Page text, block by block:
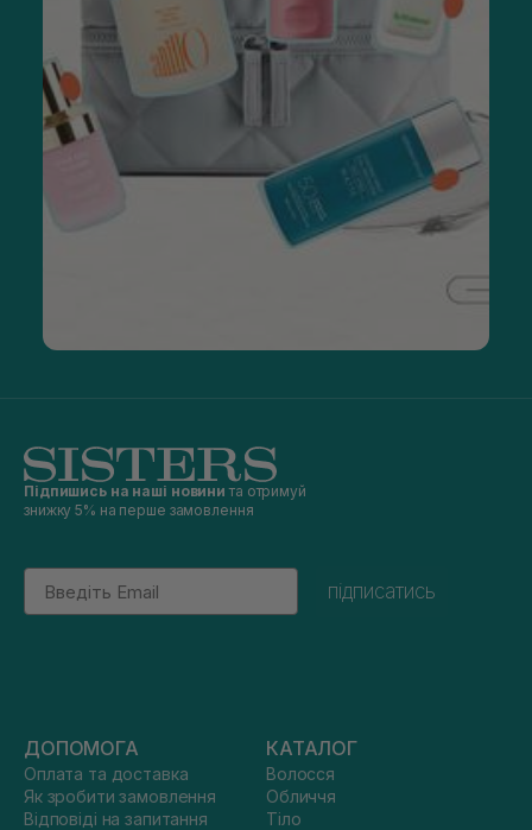
Підпишись на наші новини та отримуй
знижку 5% на перше замовлення
Email
підписатись
ДОПОМОГА
Оплата та доставка
Як зробити замовлення
Відповіді на запитання
КАТАЛОГ
Волосся
Обличчя
Тіло